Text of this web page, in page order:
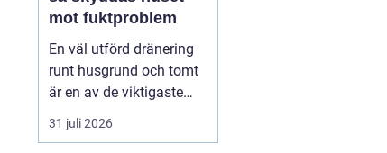
mot fuktproblem
En väl utförd dränering
runt husgrund och tomt
är en av de viktigaste
åtgärderna för att
undvika fukt, mögel och
31 juli 2026